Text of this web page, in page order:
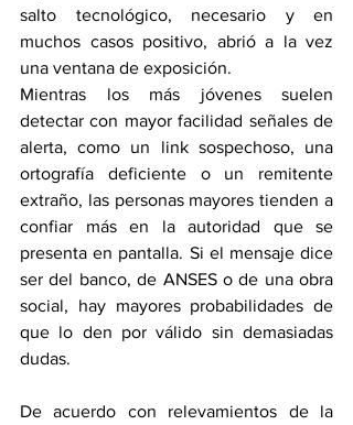
salto tecnológico, necesario y en
muchos casos positivo, abrió a la vez
una ventana de exposición.
Mientras los más jóvenes suelen
detectar con mayor facilidad señales de
alerta, como un link sospechoso, una
ortografía deficiente o un remitente
extraño, las personas mayores tienden a
confiar más en la autoridad que se
presenta en pantalla. Si el mensaje dice
ser del banco, de ANSES o de una obra
social, hay mayores probabilidades de
que lo den por válido sin demasiadas
dudas.
De acuerdo con relevamientos de la